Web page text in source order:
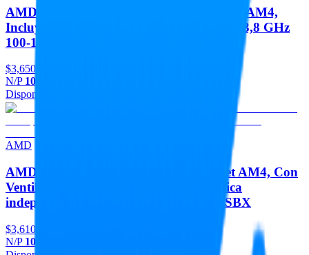
AMD RYZEN 7 5700G - 8 núcleos, socket AM4,
Incluye ventilador, Con gráficos incluidos 3,8 GHz
100-100000263BOX
$3,650
N/P 100-100000263BOX
Disponible
AMD
AMD RYZEN 7 5700 - 8 núcleos, Socket AM4, Con
Ventilador, Se requiere una tarjeta gráfica
independiente 3,7 GHz 100-100000743SBX
$3,610
N/P 100-100000743SBX